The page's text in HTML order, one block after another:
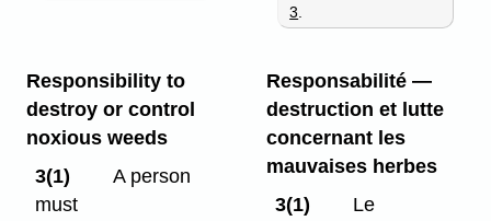
3
Responsibility to
destroy or control
noxious weeds
3(1)
A person
must
Responsabilité —
destruction et lutte
concernant les
mauvaises herbes
3(1)
Le